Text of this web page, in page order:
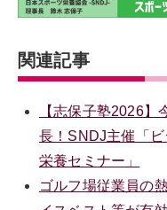
関連記事
【志保子塾2026
長！SNDJ主催「
栄養セミナー」
ゴルフ場従業員の